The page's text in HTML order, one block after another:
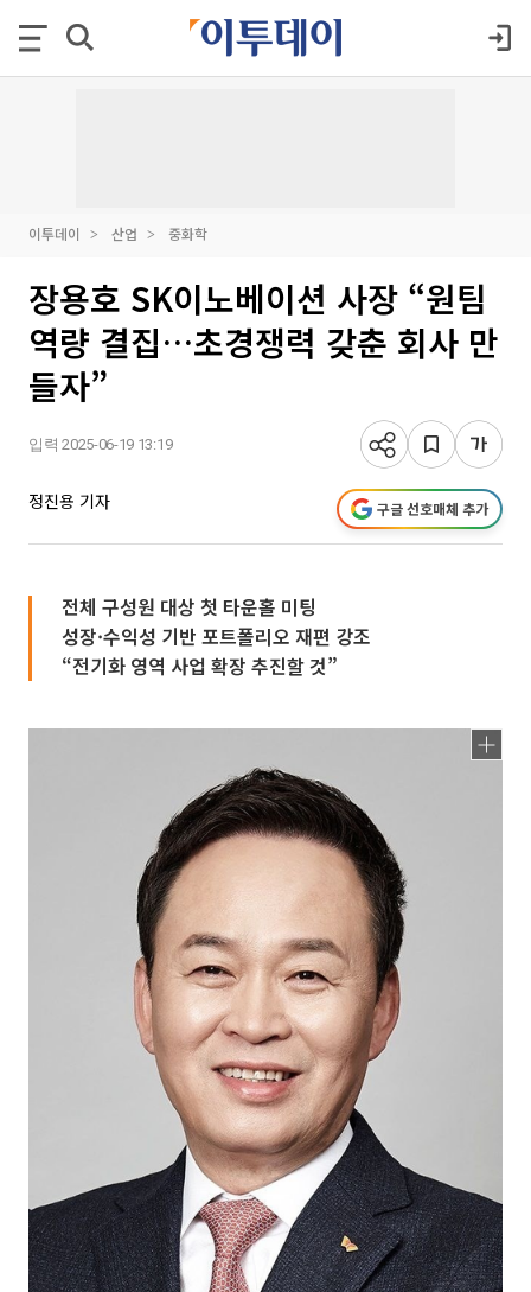
이투데이 산업 중화학
장용호 SK이노베이션 사장 “원팀
역량 결집…초경쟁력 갖춘 회사 만
들자”
입력 2025-06-19 13:19
정진용 기자 구글 선호매체 추가
전체 구성원 대상 첫 타운홀 미팅
성장·수익성 기반 포트폴리오 재편 강조
“전기화 영역 사업 확장 추진할 것”